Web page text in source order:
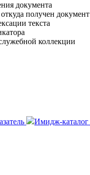
документа
получен документ
текста
коллекции
Имидж-каталог